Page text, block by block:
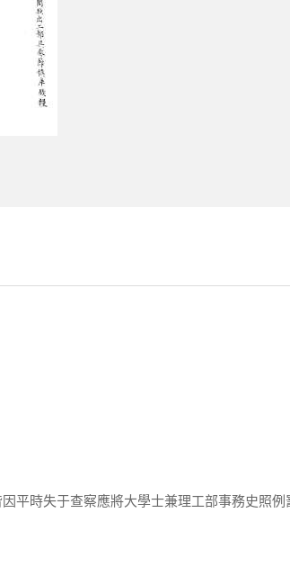
平時失于查察應將大學士兼理工部事務史照例